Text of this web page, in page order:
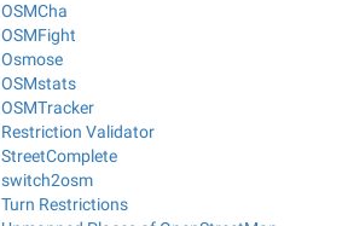
OSMCha
OSMFight
Osmose
OSMstats
OSMTracker
Restriction Validator
StreetComplete
switch2osm
Turn Restrictions